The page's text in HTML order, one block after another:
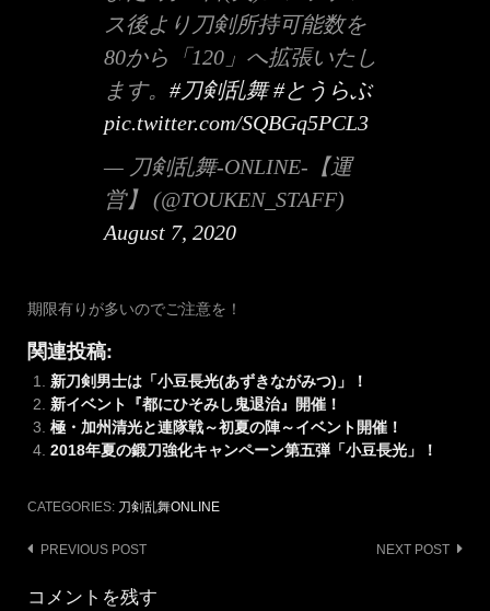
ス後より刀剣所持可能数を
80から「120」へ拡張いたし
ます。 #刀剣乱舞 #とうらぶ
pic.twitter.com/SQBGq5PCL3
— 刀剣乱舞-ONLINE-【運
営】 (@TOUKEN_STAFF)
August 7, 2020
期限有りが多いのでご注意を！
関連投稿:
新刀剣男士は「小豆長光(あずきながみつ)」！
新イベント『都にひそみし鬼退治』開催！
極・加州清光と連隊戦～初夏の陣～イベント開催！
2018年夏の鍛刀強化キャンペーン第五弾「小豆長光」！
CATEGORIES: 刀剣乱舞ONLINE
Post
navigation
PREVIOUS POST NEXT POST
コメントを残す